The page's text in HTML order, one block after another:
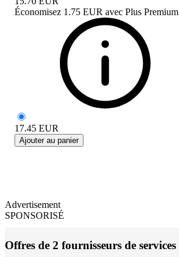
Économisez 1.75 EUR avec Plus Premium
17.45 EUR
Ajouter au panier
Advertisement
SPONSORISÉ
Offres de 2 fournisseurs de services